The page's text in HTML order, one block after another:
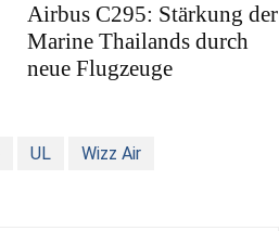
Airbus C295: Stärkung der
Marine Thailands durch
neue Flugzeuge
UL Wizz Air